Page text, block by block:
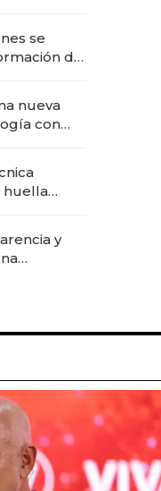
se
de
nueva
con
huella
y